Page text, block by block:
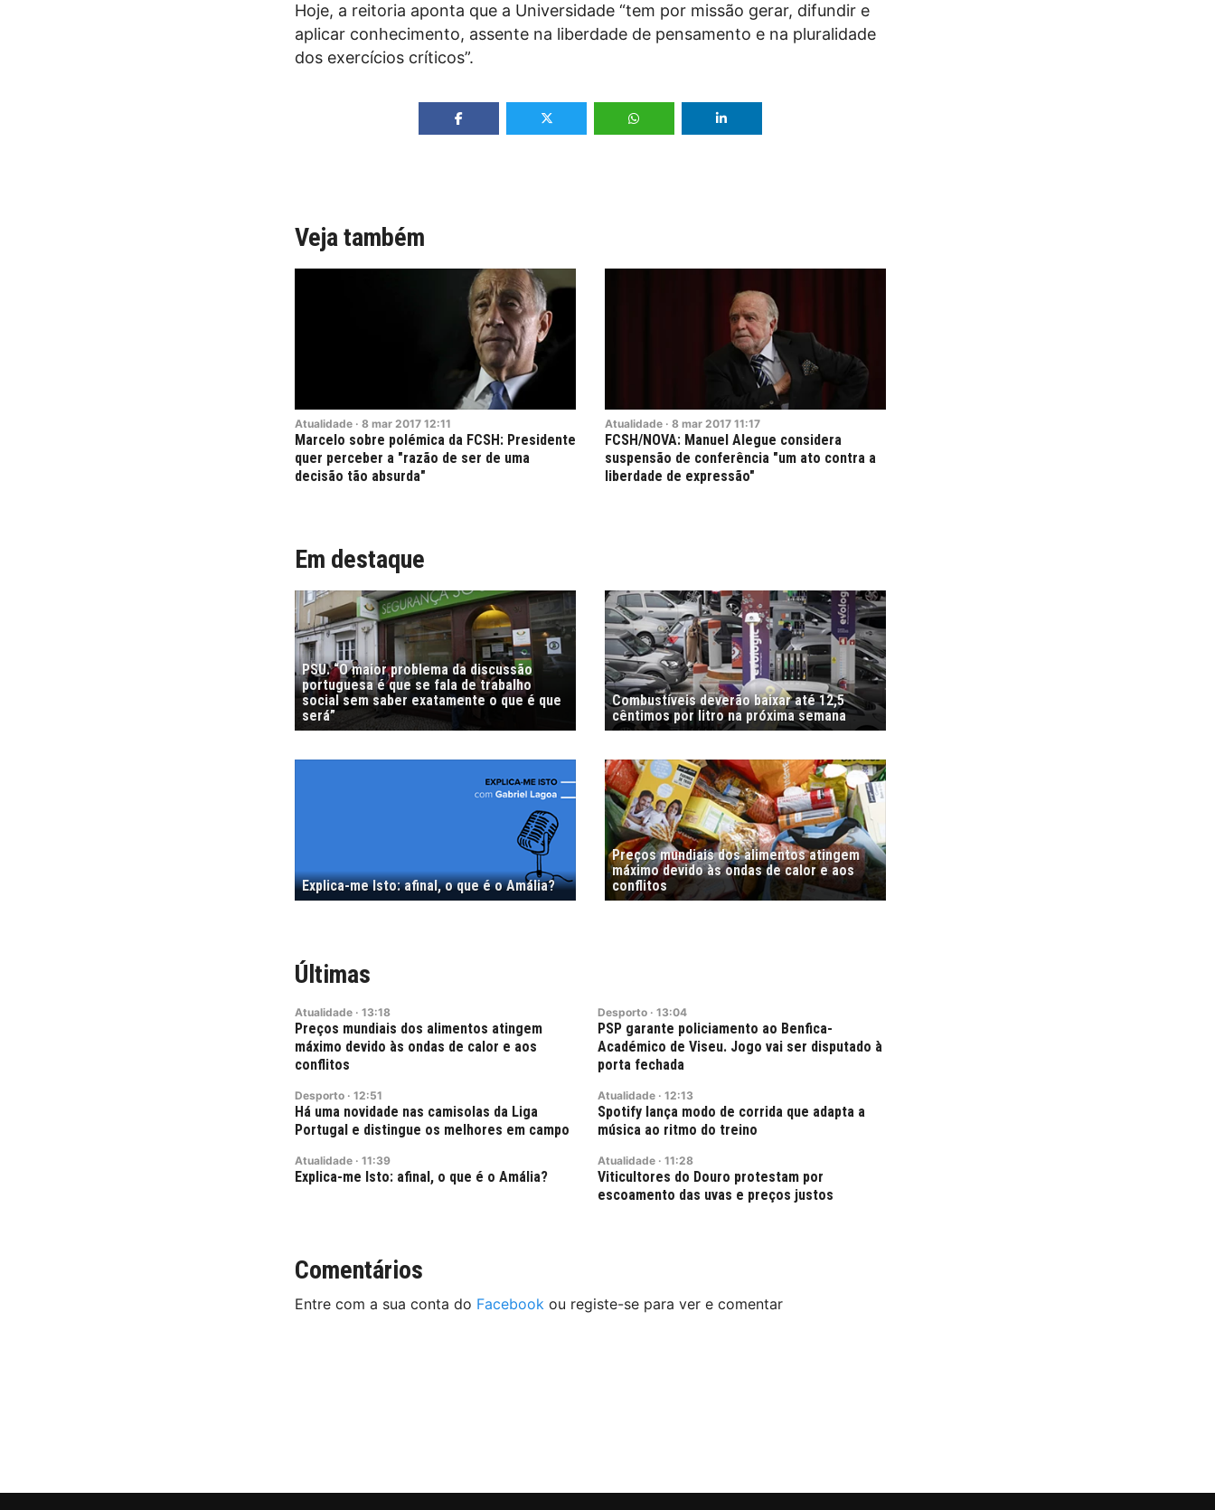
Hoje, a reitoria aponta que a Universidade “tem por missão gerar, difundir e
aplicar conhecimento, assente na liberdade de pensamento e na pluralidade
dos exercícios críticos”.
Veja também
Atualidade · 8 mar 2017 12:11
Marcelo sobre polémica da FCSH: Presidente
quer perceber a "razão de ser de uma
decisão tão absurda"
Atualidade · 8 mar 2017 11:17
FCSH/NOVA: Manuel Alegue considera
suspensão de conferência "um ato contra a
liberdade de expressão"
Em destaque
PSU. “O maior problema da discussão
portuguesa é que se fala de trabalho
social sem saber exatamente o que é que
será”
Combustíveis deverão baixar até 12,5
cêntimos por litro na próxima semana
Explica-me Isto: afinal, o que é o Amália?
Preços mundiais dos alimentos atingem
máximo devido às ondas de calor e aos
conflitos
Últimas
Atualidade · 13:18
Preços mundiais dos alimentos atingem
máximo devido às ondas de calor e aos
conflitos
Desporto · 13:04
PSP garante policiamento ao Benfica-
Académico de Viseu. Jogo vai ser disputado à
porta fechada
Desporto · 12:51
Há uma novidade nas camisolas da Liga
Portugal e distingue os melhores em campo
Atualidade · 12:13
Spotify lança modo de corrida que adapta a
música ao ritmo do treino
Atualidade · 11:39
Explica-me Isto: afinal, o que é o Amália?
Atualidade · 11:28
Viticultores do Douro protestam por
escoamento das uvas e preços justos
Comentários
Entre com a sua conta do Facebook ou registe-se para ver e comentar